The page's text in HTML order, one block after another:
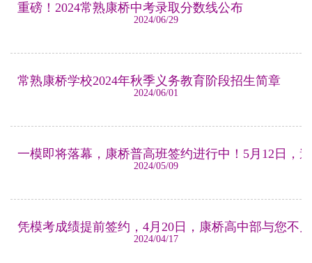
重磅！2024常熟康桥中考录取分数线公布
2024/06/29
常熟康桥学校2024年秋季义务教育阶段招生简章
2024/06/01
一模即将落幕，康桥普高班签约进行中！5月12日，
2024/05/09
凭模考成绩提前签约，4月20日，康桥高中部与您不
2024/04/17